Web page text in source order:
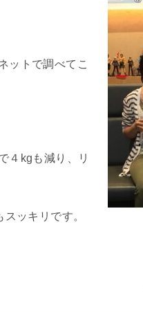
ットで調べてこ
４kgも減り、リ
ッキリです。